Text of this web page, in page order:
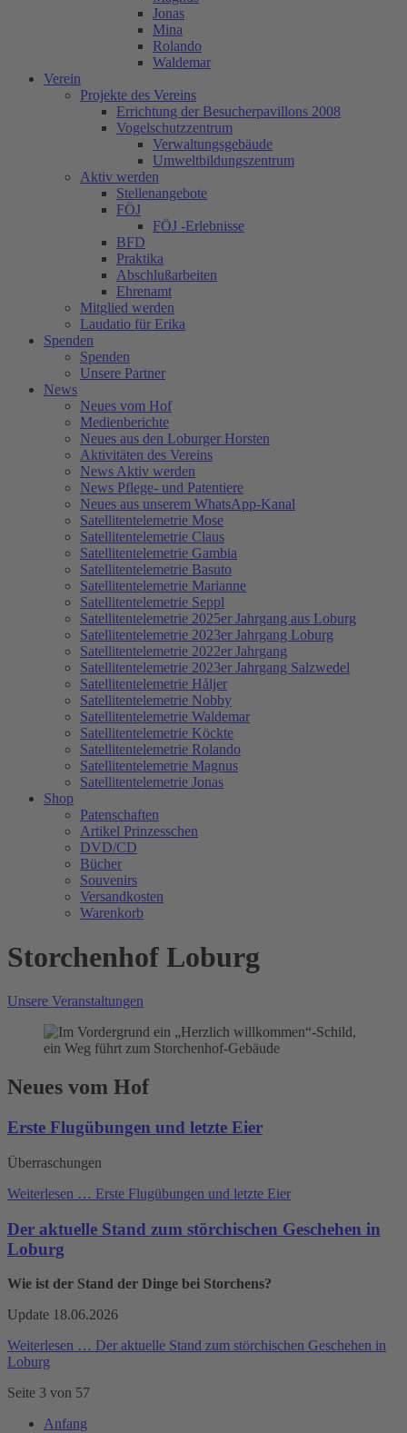
Jonas
Mina
Rolando
Waldemar
Verein
Projekte des Vereins
Errichtung der Besucherpavillons 2008
Vogelschutzzentrum
Verwaltungsgebäude
Umweltbildungszentrum
Aktiv werden
Stellenangebote
FÖJ
FÖJ -Erlebnisse
BFD
Praktika
Abschlußarbeiten
Ehrenamt
Mitglied werden
Laudatio für Erika
Spenden
Spenden
Unsere Partner
News
Neues vom Hof
Medienberichte
Neues aus den Loburger Horsten
Aktivitäten des Vereins
News Aktiv werden
News Pflege- und Patentiere
Neues aus unserem WhatsApp-Kanal
Satellitentelemetrie Mose
Satellitentelemetrie Claus
Satellitentelemetrie Gambia
Satellitentelemetrie Basuto
Satellitentelemetrie Marianne
Satellitentelemetrie Seppl
Satellitentelemetrie 2025er Jahrgang aus Loburg
Satellitentelemetrie 2023er Jahrgang Loburg
Satellitentelemetrie 2022er Jahrgang
Satellitentelemetrie 2023er Jahrgang Salzwedel
Satellitentelemetrie Håljer
Satellitentelemetrie Nobby
Satellitentelemetrie Waldemar
Satellitentelemetrie Köckte
Satellitentelemetrie Rolando
Satellitentelemetrie Magnus
Satellitentelemetrie Jonas
Shop
Patenschaften
Artikel Prinzesschen
DVD/CD
Bücher
Souvenirs
Versandkosten
Warenkorb
Storchenhof Loburg
Unsere Veranstaltungen
Neues vom Hof
Erste Flugübungen und letzte Eier
Überraschungen
Weiterlesen … Erste Flugübungen und letzte Eier
Der aktuelle Stand zum störchischen Geschehen in
Loburg
Wie ist der Stand der Dinge bei Storchens?
Update 18.06.2026
Weiterlesen … Der aktuelle Stand zum störchischen Geschehen in
Loburg
Seite 3 von 57
Anfang